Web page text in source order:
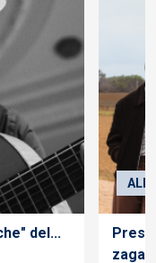
del...